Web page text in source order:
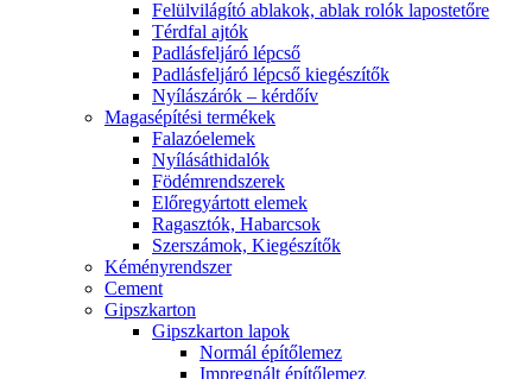
Felülvilágító ablakok, ablak rolók lapostetőre
Térdfal ajtók
Padlásfeljáró lépcső
Padlásfeljáró lépcső kiegészítők
Nyílászárók – kérdőív
Magasépítési termékek
Falazóelemek
Nyílásáthidalók
Födémrendszerek
Előregyártott elemek
Ragasztók, Habarcsok
Szerszámok, Kiegészítők
Kéményrendszer
Cement
Gipszkarton
Gipszkarton lapok
Normál építőlemez
Impregnált építőlemez